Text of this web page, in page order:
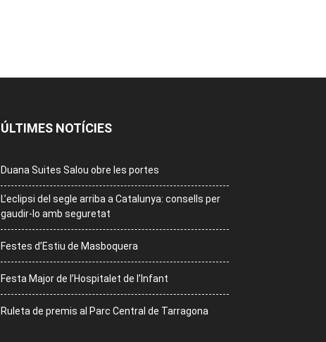
ÚLTIMES NOTÍCIES
Duana Suites Salou obre les portes
L’eclipsi del segle arriba a Catalunya: consells per
gaudir-lo amb seguretat
Festes d’Estiu de Masboquera
Festa Major de l’Hospitalet de l’Infant
Ruleta de premis al Parc Central de Tarragona